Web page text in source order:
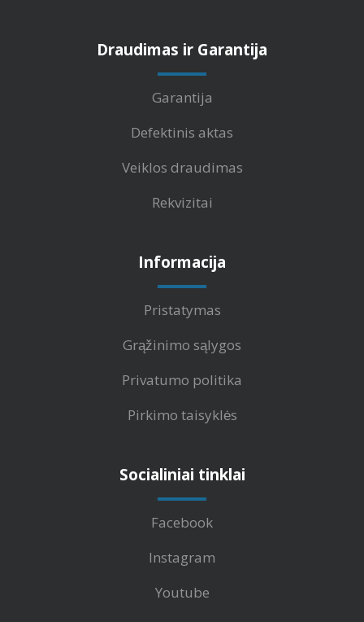
Draudimas ir Garantija
Garantija
Defektinis aktas
Veiklos draudimas
Rekvizitai
Informacija
Pristatymas
Grąžinimo sąlygos
Privatumo politika
Pirkimo taisyklės
Socialiniai tinklai
Facebook
Instagram
Youtube